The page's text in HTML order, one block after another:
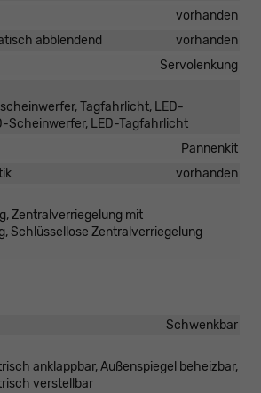
vorhanden
abblendend
vorhanden
Servolenkung
Tagfahrlicht, LED-
Scheinwerfer, LED-Tagfahrlicht
Pannenkit
vorhanden
Zentralverriegelung mit
Schlüssellose Zentralverriegelung
Schwenkbar
anklappbar, Außenspiegel beheizbar,
verstellbar